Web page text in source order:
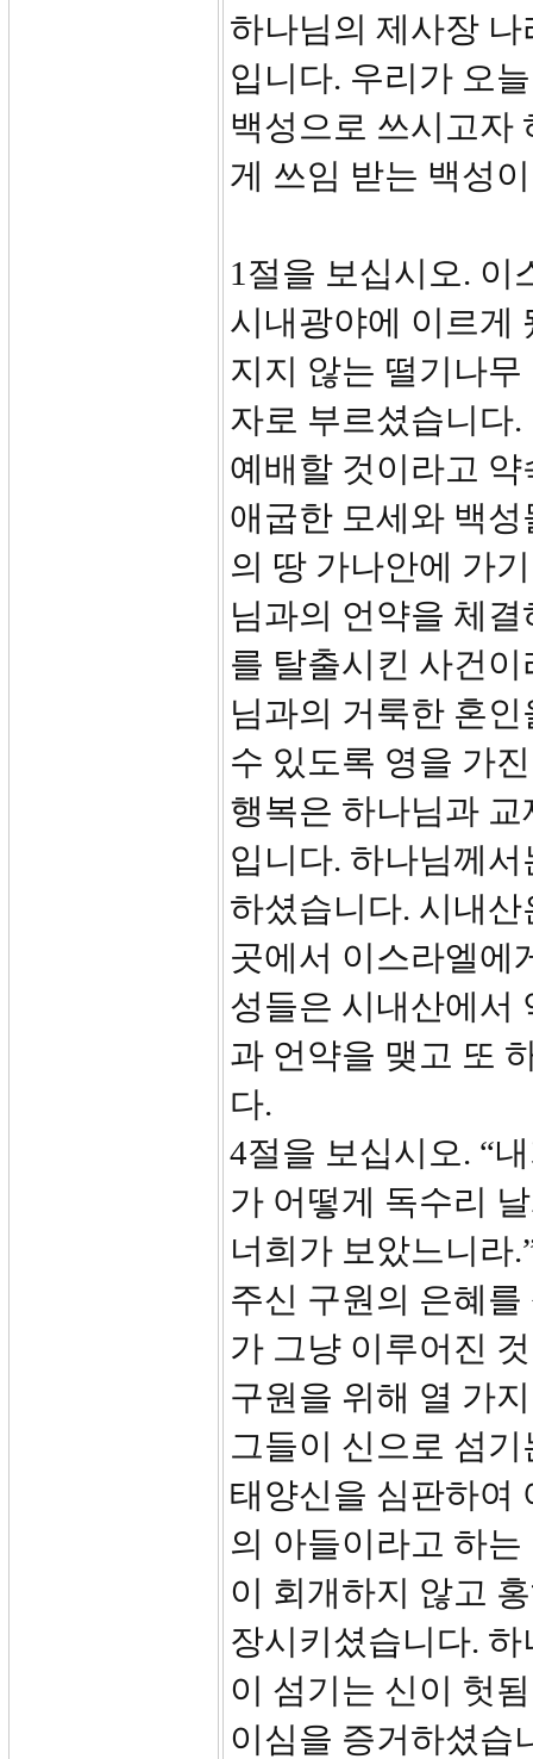
하나님의 제사장
입니다. 우리가 오
백성으로 쓰시고자
게 쓰임 받는 백성
1절을 보십시오. 이
시내광야에 이르게
지지 않는 떨기나
자로 부르셨습니다
예배할 것이라고
애굽한 모세와 백
의 땅 가나안에 가
님과의 언약을 체
를 탈출시킨 사건
님과의 거룩한 혼
수 있도록 영을 가
행복은 하나님과
입니다. 하나님께
하셨습니다. 시내
곳에서 이스라엘에
성들은 시내산에서
과 언약을 맺고 또
다.
4절을 보십시오. “
가 어떻게 독수리
너희가 보았느니라
주신 구원의 은혜
가 그냥 이루어진
구원을 위해 열 가
그들이 신으로 섬
태양신을 심판하여
의 아들이라고 하
이 회개하지 않고
장시키셨습니다.
이 섬기는 신이 헛
이심을 증거하셨습